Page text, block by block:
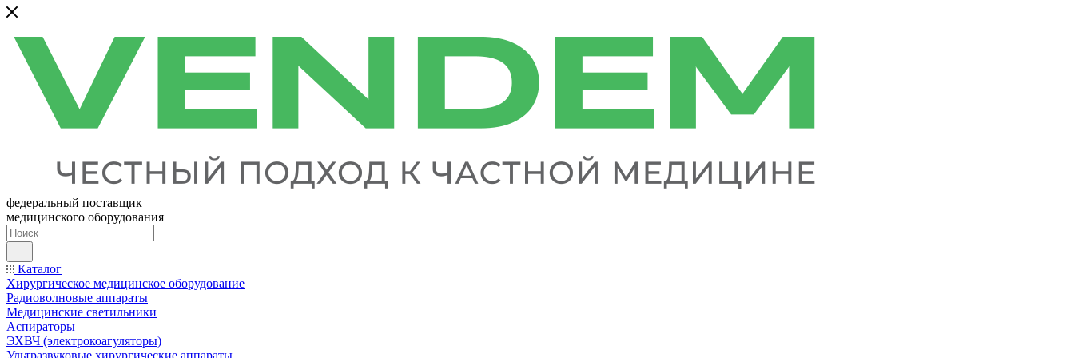
федеральный поставщик
медицинского оборудования
Каталог
Хирургическое медицинское оборудование
Радиоволновые аппараты
Медицинские светильники
Аспираторы
ЭХВЧ (электрокоагуляторы)
Ультразвуковые хирургические аппараты